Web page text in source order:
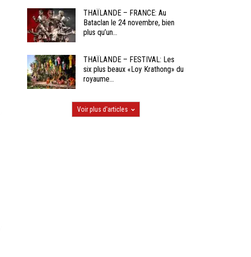
THAÏLANDE – FRANCE: Au
Bataclan le 24 novembre, bien
plus qu’un...
THAÏLANDE – FESTIVAL: Les
six plus beaux «Loy Krathong» du
royaume...
Voir plus d'articles